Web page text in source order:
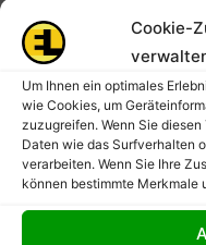
Cookie-
Um Ihnen ein optimales
wie Cookies, um
zuzugreifen. Wenn Sie
Daten wie das Surfverhalten
verarbeiten. Wenn Sie Ihre
können bestimmte Merkmale
steht…
Read More